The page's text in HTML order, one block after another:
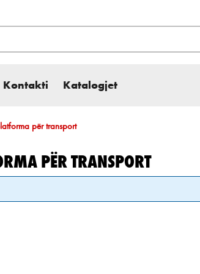
Kontakti Katalogjet
për transport
PËR TRANSPORT